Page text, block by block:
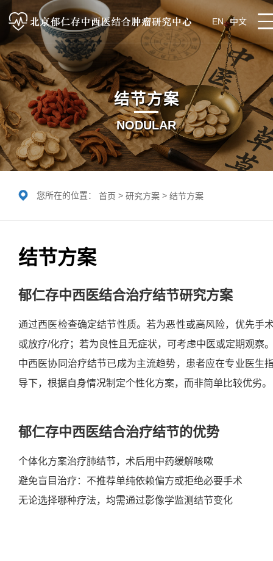
EN 中文
结节方案
NODULAR
您所在的位置： 首页 > 研究方案 > 结节方案
结节方案
郁仁存中西医结合治疗结节研究方案
通过西医检查确定结节性质。若为恶性或高风险，优先手
或放疗/化疗；若为良性且无症状，可考虑中医或定期观察
中西医协同治疗结节已成为主流趋势，患者应在专业医生
导下，根据自身情况制定个性化方案，而非简单比较优劣。
郁仁存中西医结合治疗结节的优势
个体化方案治疗肺结节，术后用中药缓解咳嗽
避免盲目治疗：不推荐单纯依赖偏方或拒绝必要手术
无论选择哪种疗法，均需通过影像学监测结节变化